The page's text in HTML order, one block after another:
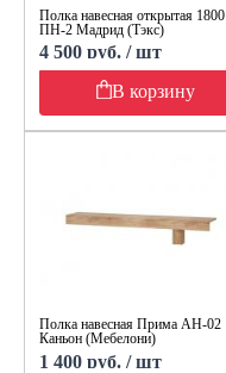
Полка навесная открытая 1800
ПН-2 Мадрид (Тэкс)
4 500 руб. / шт
В корзину
Полка навесная Прима АН-02
Каньон (Мебелони)
1 400 руб. / шт